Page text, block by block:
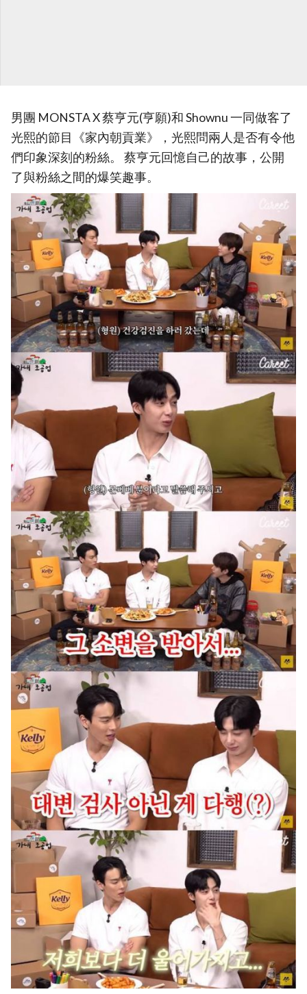
男團 MONSTA X 蔡亨元(亨願)和 Shownu 一同做客了
光熙的節目《家內朝貢業》，光熙問兩人是否有令他
們印象深刻的粉絲。 蔡亨元回憶自己的故事，公開
了與粉絲之間的爆笑趣事。